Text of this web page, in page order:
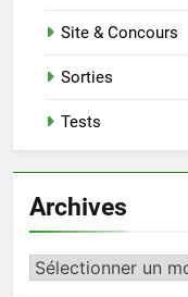
Site & Concours
Sorties
Tests
Archives
Archives